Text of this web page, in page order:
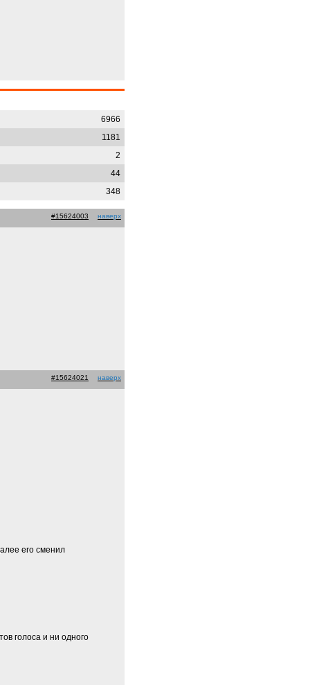
6966
1181
2
44
348
#15624003 наверх
#15624021 наверх
его сменил
голоса и ни одного